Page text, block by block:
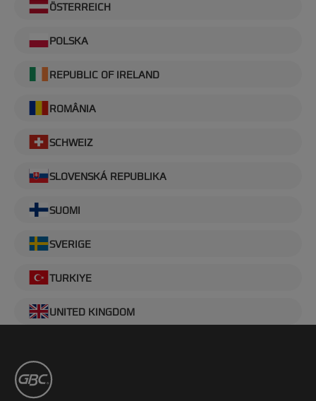
ÖSTERREICH
POLSKA
REPUBLIC OF IRELAND
ROMÂNIA
SCHWEIZ
SLOVENSKÁ REPUBLIKA
SUOMI
SVERIGE
TURKIYE
UNITED KINGDOM